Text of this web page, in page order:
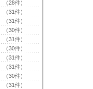
（28件）
（31件）
（31件）
（30件）
（31件）
（30件）
（31件）
（31件）
（30件）
（31件）